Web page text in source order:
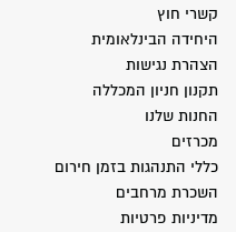
קשרי חוץ
היחידה הבינלאומית
הצהרת נגישות
תקנון חניון המכללה
החנות שלנו
מכרזים
כללי התנהגות בזמן חירום
השכרת מרחבים
מדיניות פרטיות